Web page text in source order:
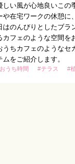
しい風が心地良いこの
や在宅ワークの休憩に
はのんびりとしたブ
カフェのような空間を
うちカフェのようなセ
をご紹介します。
うち時間 #テラス #